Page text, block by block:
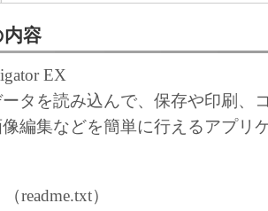
容
EX
タを読み込んで、保存や印刷、
編集などを簡単に行えるアプリ
readme.txt）